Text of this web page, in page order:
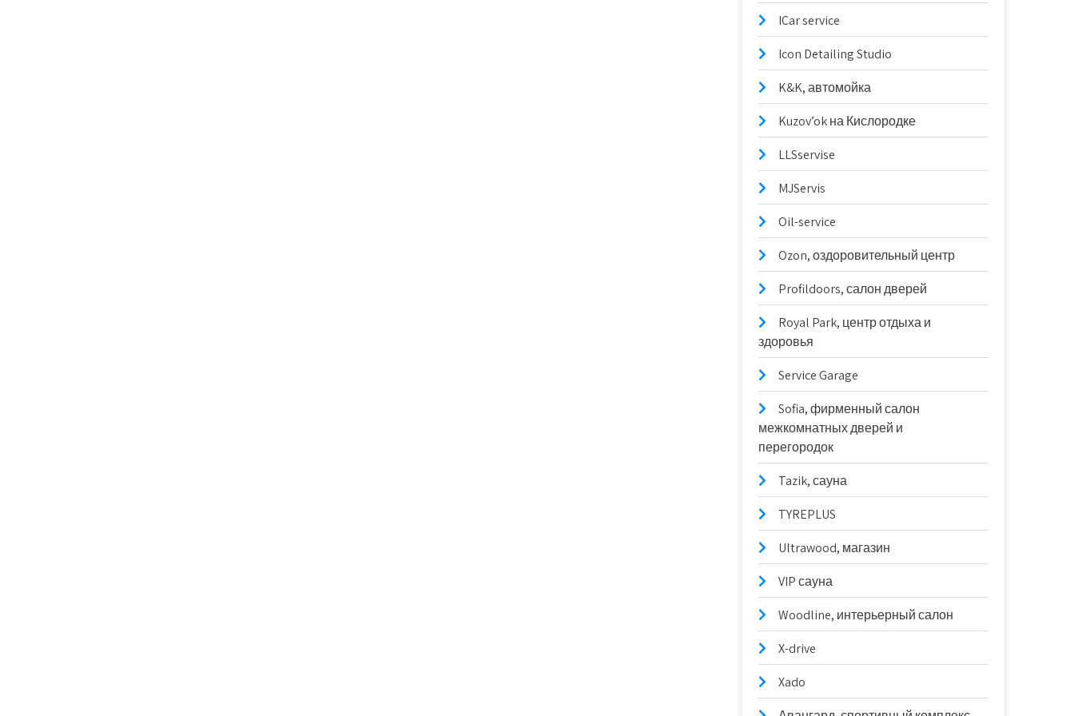
ICar service
Icon Detailing Studio
K&K, автомойка
Kuzov’ok на Кислородке
LLSservise
MJServis
Oil-service
Ozon, оздоровительный центр
Profildoors, салон дверей
Royal Park, центр отдыха и
здоровья
Service Garage
Sofia, фирменный салон
межкомнатных дверей и
перегородок
Tazik, сауна
TYREPLUS
Ultrawood, магазин
VIP сауна
Woodline, интерьерный салон
X-drive
Xado